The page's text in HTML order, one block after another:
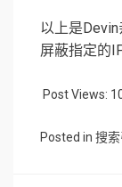
以上是
屏蔽指定的
Post Views:
Posted in 搜